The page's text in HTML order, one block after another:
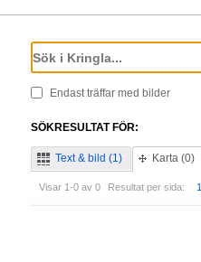
Endast träffar med bilder
SÖKRESULTAT FÖR:
Text & bild (1) Karta (0)
Visar 1-0 av 0 Resultat per sida: